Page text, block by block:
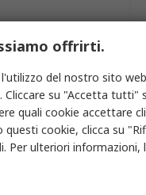
offrirti.
del nostro sito
Cliccare su "Accetta tutti"
quali cookie accettare
questi cookie, clicca su
Per ulteriori informazioni,